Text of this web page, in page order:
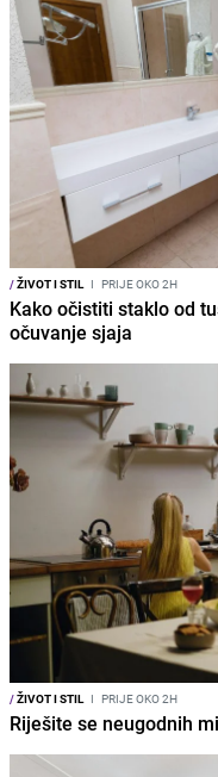
/ŽIVOT I STIL I PRIJE OKO 2H
Kako očistiti staklo od
očuvanje sjaja
/ŽIVOT I STIL I PRIJE OKO 2H
Riješite se neugodnih